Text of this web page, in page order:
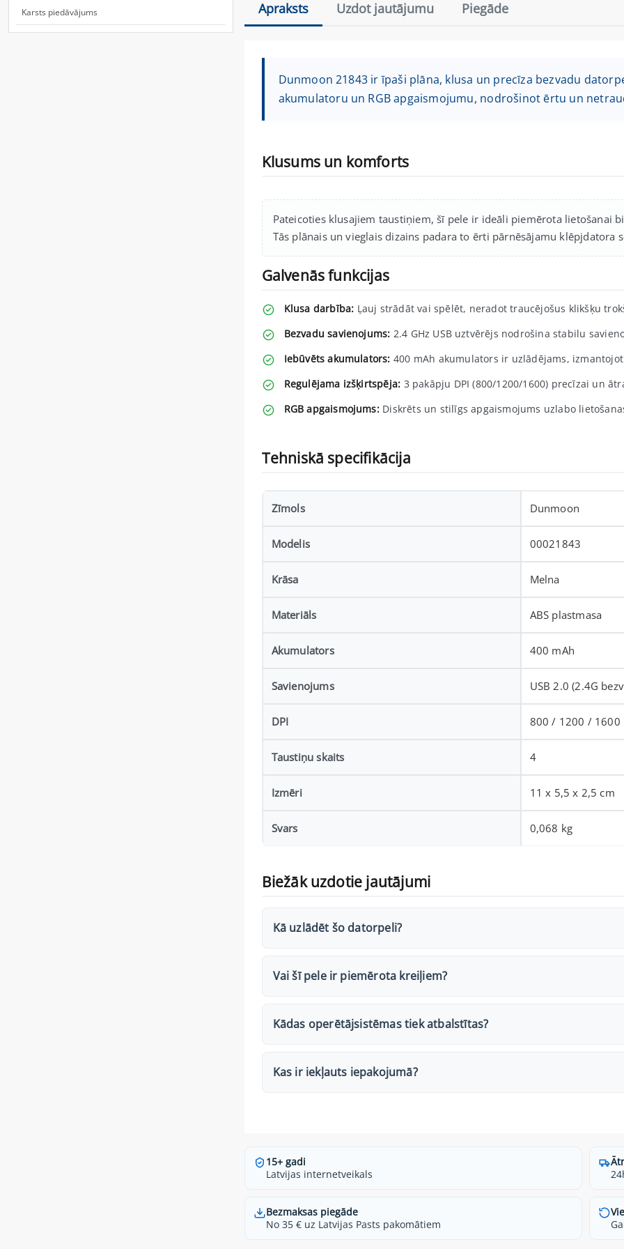
Karsts piedāvājums Apraksts Uzdot jautājumu Piegāde
Dunmoon 21843 ir īpaši plāna, klusa un precīza bezvadu
akumulatoru un RGB apgaismojumu, nodrošinot ērtu un
Klusums un komforts
Pateicoties klusajiem taustiņiem, šī pele ir ideāli piemērota lietošanai
Tās plānais un vieglais dizains padara to ērti pārnēsājamu klēpjdatora
Galvenās funkcijas
Klusa darbība: Ļauj strādāt vai spēlēt, neradot traucējošus klikšķu
Bezvadu savienojums: 2.4 GHz USB uztvērējs nodrošina stabilu
Iebūvēts akumulators: 400 mAh akumulators ir uzlādējams,
Regulējama izšķirtspēja: 3 pakāpju DPI (800/1200/1600) precīzai un
RGB apgaismojums:Diskrēts un stilīgs apgaismojums uzlabo
Tehniskā specifikācija
Zīmols Dunmoon
Modelis 00021843
Krāsa Melna
Materiāls ABS plastmasa
Akumulators 400 mAh
Savienojums USB 2.0 (2.4G
DPI 800 / 1200 / 1600
Taustiņu skaits 4
Izmēri 11 x 5,5 x 2,5 cm
Svars 0,068 kg
Biežāk uzdotie jautājumi
Kā uzlādēt šo datorpeli?
Vai šī pele ir piemērota kreiļiem?
Kādas operētājsistēmas tiek atbalstītas?
Kas ir iekļauts iepakojumā?
15+ gadi
Latvijas internetveikals
Bezmaksas piegāde
No 35 € uz Latvijas Pasts pakomātiem